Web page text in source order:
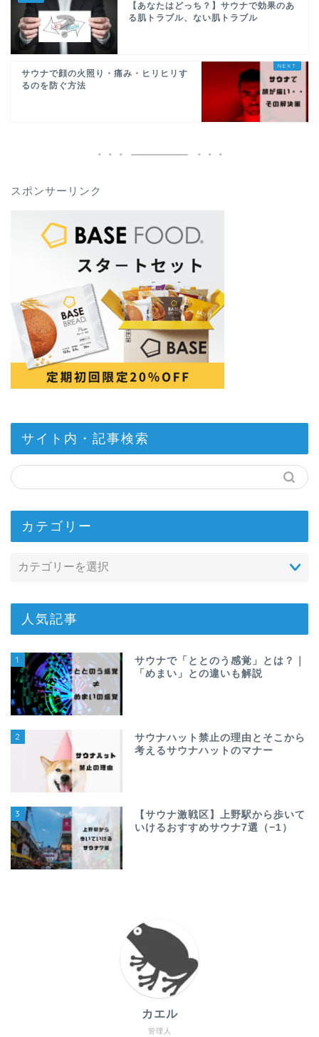
【あなたはどっち？】サウナで効果のあ
る肌トラブル、ない肌トラブル
サウナで顔の火照り・痛み・ヒリヒリす
るのを防ぐ方法
スポンサーリンク
サイト内・記事検索
カテゴリー
人気記事
1
サウナで「ととのう感覚」とは？｜
「めまい」との違いも解説
2
サウナハット禁止の理由とそこから
考えるサウナハットのマナー
3
【サウナ激戦区】上野駅から歩いて
いけるおすすめサウナ7選（−1）
管理人
カエル